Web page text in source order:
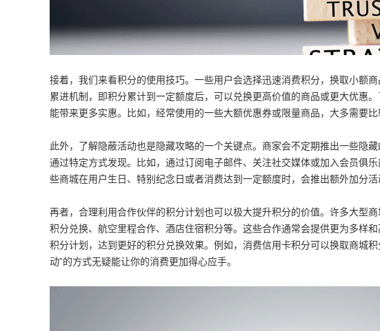
接着，我们来看积分的使用技巧。一些用户会选择迅速消费积分，换取小额
累进机制，即积分累计到一定额度后，可以兑换更高价值的商品或更大优惠
能带来更多实惠。比如，经常使用的一些大额优惠券或限量商品，大多需要
此外，了解隐蔽活动也是隐藏攻略的一个关键点。商家会不定期推出一些隐
通过特定方式发现。比如，通过订阅电子邮件、关注社交媒体或加入会员俱
些商城在用户生日、特别纪念日或者消费达到一定额度时，会推出额外加分
再者，合理利用合作伙伴的积分计划也可以极大提升积分的价值。许多大型
积分兑换、航空里程合作、酒店住宿积分等。这些合作通常会提供更为多样
积分计划，达到更好的积分兑换效果。例如，消费信用卡积分可以换取商城
动”的方式无疑能让你的消费更加得心应手。